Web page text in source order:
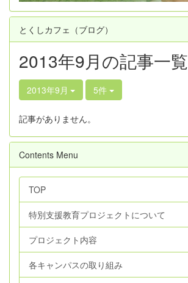
とくしカフェ（ブログ）
2013年9月の記事一覧
2013年9月 5件
記事がありません。
Contents Menu
TOP
特別支援教育プロジェクトについて
プロジェクト内容
各キャンパスの取り組み